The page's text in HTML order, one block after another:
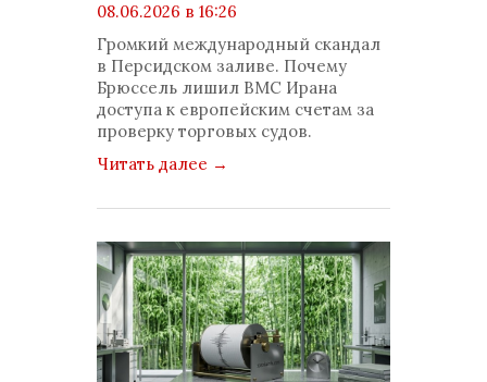
08.06.2026 в 16:26
просмотров: 489
комментариев: 0
Громкий международный скандал
в Персидском заливе. Почему
Брюссель лишил ВМС Ирана
доступа к европейским счетам за
проверку торговых судов.
Читать далее →